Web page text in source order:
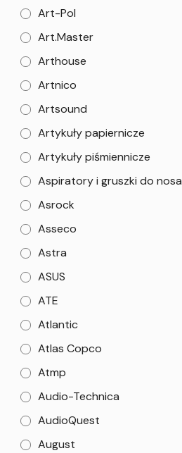
Art-Pol
Art.Master
Arthouse
Artnico
Artsound
Artykuły papiernicze
Artykuły piśmiennicze
Aspiratory i gruszki do nosa
Asrock
Asseco
Astra
ASUS
ATE
Atlantic
Atlas Copco
Atmp
Audio-Technica
AudioQuest
August